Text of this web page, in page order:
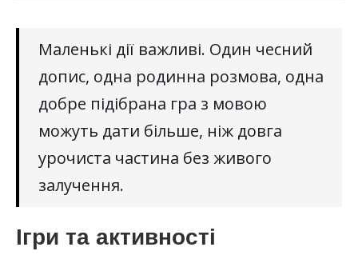
Маленькі дії важливі. Один чесний
допис, одна родинна розмова, одна
добре підібрана гра з мовою
можуть дати більше, ніж довга
урочиста частина без живого
залучення.
Ігри та активності